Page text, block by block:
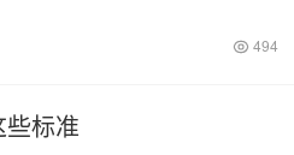
494
标准